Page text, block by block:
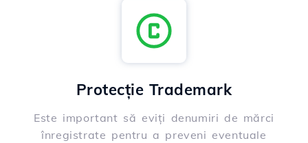
Protecție Trademark
Este important să eviți denumiri de mărci
înregistrate pentru a preveni eventuale